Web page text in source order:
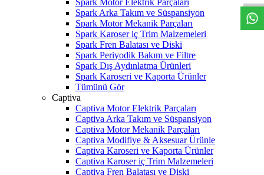
Spark Motor Elektrik Parçaları
Spark Arka Takım ve Süspansiyon
Spark Motor Mekanik Parçaları
Spark Karoser iç Trim Malzemeleri
Spark Fren Balatası ve Diski
Spark Periyodik Bakım ve Filtre
Spark Dış Aydınlatma Ürünleri
Spark Karoseri ve Kaporta Ürünler
Tümünü Gör
Captiva
Captiva Motor Elektrik Parçaları
Captiva Arka Takım ve Süspansiyon
Captiva Motor Mekanik Parçaları
Captiva Modifiye & Aksesuar Ürünle
Captiva Karoseri ve Kaporta Ürünler
Captiva Karoser iç Trim Malzemeleri
Captiva Fren Balatası ve Diski